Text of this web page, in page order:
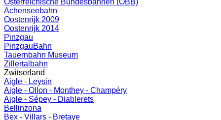
Österreichische Bundesbahnen (ÖBB)
Achenseebahn
Oostenrijk 2009
Oostenrijk 2014
Pinzgau
PinzgauBahn
Tauernbahn Museum
Zillertalbahn
Zwitserland
Aigle - Leysin
Aigle - Ollon - Monthey - Champéry
Aigle - Sépey - Diablerets
Bellinzona
Bex - Villars - Bretaye